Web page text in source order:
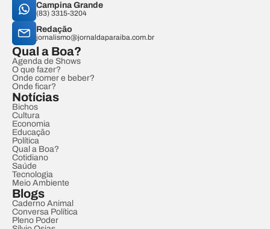
Campina Grande
(83) 3315-3204
Redação
jornalismo@jornaldaparaiba.com.br
Qual a Boa?
Agenda de Shows
O que fazer?
Onde comer e beber?
Onde ficar?
Notícias
Bichos
Cultura
Economia
Educação
Política
Qual a Boa?
Cotidiano
Saúde
Tecnologia
Meio Ambiente
Blogs
Caderno Animal
Conversa Política
Pleno Poder